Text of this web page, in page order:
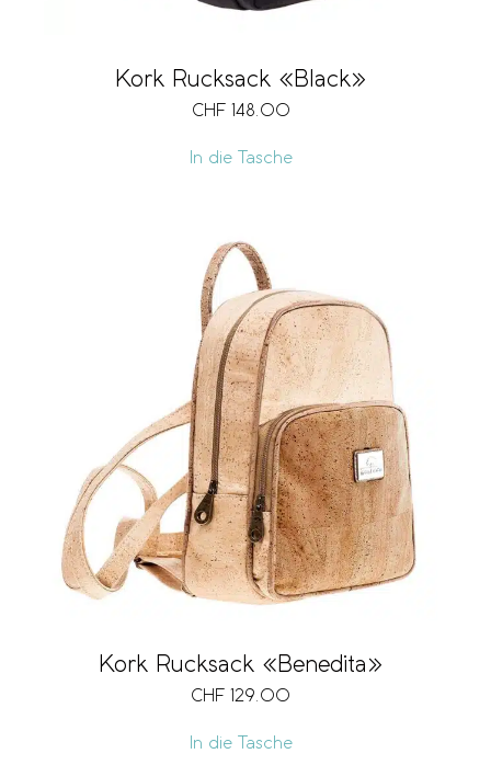
Kork Rucksack «Black»
CHF 148.00
In die Tasche
Kork Rucksack «Benedita»
CHF 129.00
In die Tasche